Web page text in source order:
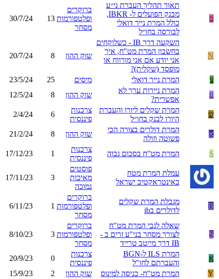
ס
תאור תהליך העברת ני״ע
מבנק הפועלים ל- IBKR,
כולל המרת נייר דואלי
לבורסה בחו״ל
ברוקרים
ופלטפורמות
מסחר
13
30/7/24
N
השקעה דרך IB - כשלוקחים
בחשבון המרת מט"ח, איך
אני יודע אם אני מורווח או
מופסד (שקלית)?
שוק ההון 8
20/7/24
צ המרת נייר דואלי מיסים 25
23/5/24
ע
המרת ניירות ערך לא
אפשרית?
שוק ההון 8
12/5/24
ש
המרת שקלים ליורו והעברת
היורו לבנק בחו״ל
צרכנות
פיננסית
6
2/4/24
א
המרת דולרים בצורה הכי
פשוטה וזולה
שוק ההון 8
21/2/24
S המרת מט"ח בסכום גבוה
צרכנות
פיננסית
1
17/12/23
עמלת המרת מטח
באינטראקטיב ישראל
פוסטים
מאיכות
נמוכה
3
17/11/23
B
מגבלת המרת שקלים
לדולרים בib
ברוקרים
ופלטפורמות
מסחר
1
6/11/23
S
שאלה לגבי המרת מט"ח
לצורך מסחר בני"ע זרים ב -
IB דרך מייטב טרייד
ברוקרים
ופלטפורמות
מסחר
3
8/10/23
א
המרת ILS ל-BGN
והעברתם לחו"ל
צרכנות
פיננסית
0
20/9/23
Y
המרת מט"ח- כניסה למינוס שוק ההון 2
15/9/23